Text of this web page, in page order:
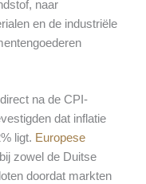
naar
en de industriële
na de CPI-
dat inflatie
ligt. Europese
zowel de Duitse
doordat markten